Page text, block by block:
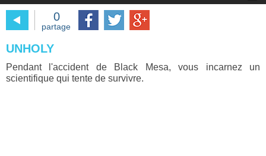
0
partage
UNHOLY
Pendant l'accident de Black Mesa, vous incarnez un
scientifique qui tente de survivre.